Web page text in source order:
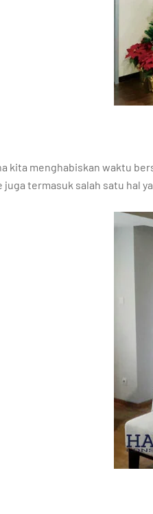
kita menghabiskan waktu
termasuk salah satu hal